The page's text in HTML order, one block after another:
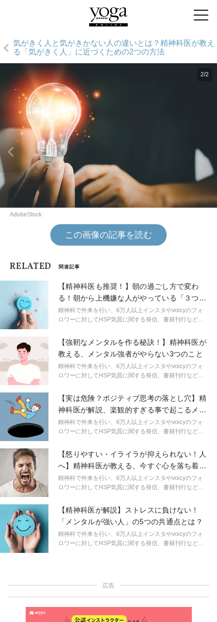
気がきく人と気がきかない人の違いとは？精神科医が教え
る「気がきく人」に近づくための2つの方法
2/2
AdobeStock
この画像の記事を読む
RELATED 関連記事
【精神科医も推奨！】朝の過ごし方で変わ
る！朝から上機嫌な人がやっている「３つの
朝習慣」
精神科で外来を行い、6万人以上インスタやvoicyのフォ
ロワーに対してHSP気質に関する発信、書籍刊行など幅
タルヘルスに関する身近なギモンを解説。生きづらいを
ラクにするためのヒントを連載形式で紹介します。
【強靭なメンタルを作る秘訣！】精神科医が
教える、メンタル強者がやらない3つのこと
精神科で外来を行い、6万人以上インスタやvoicyのフォ
ロワーに対してHSP気質に関する発信、書籍刊行など幅
タルヘルスに関する身近なギモンを解説。生きづらいを
ラクにするためのヒントを連載形式で紹介します。
【実は危険？ポジティブ思考の落とし穴】精
神科医が解説、楽観的すぎる事で起こるメン
タルへの悪影響
精神科で外来を行い、6万人以上インスタやvoicyのフォ
ロワーに対してHSP気質に関する発信、書籍刊行など幅
タルヘルスに関する身近なギモンを解説。生きづらいを
ラクにするためのヒントを連載形式で紹介します。
【怒りやすい・イライラが抑えられない！人
へ】精神科医が教える、今すぐ心を落ち着け
る２つの方法
精神科で外来を行い、6万人以上インスタやvoicyのフォ
ロワーに対してHSP気質に関する発信、書籍刊行など幅
タルヘルスに関する身近なギモンを解説。生きづらいを
ラクにするためのヒントを連載形式で紹介します。
【精神科医が解説】ストレスに負けない！
「メンタルが強い人」の5つの共通点とは？
精神科で外来を行い、6万人以上インスタやvoicyのフォ
ロワーに対してHSP気質に関する発信、書籍刊行など幅
広告